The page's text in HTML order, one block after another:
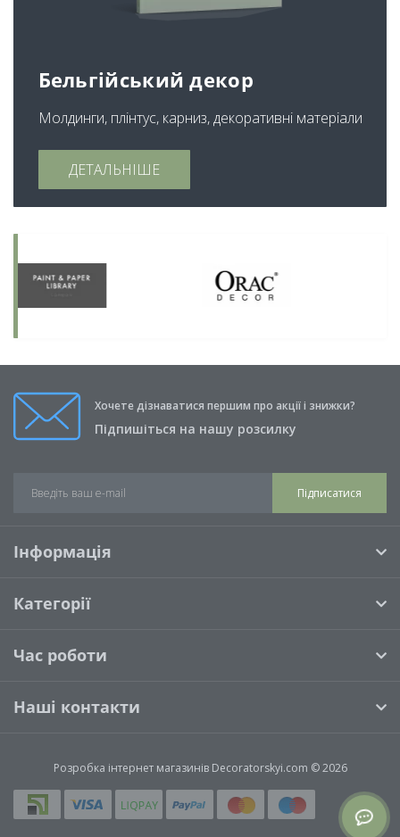
Бельгійський декор
Молдинги, плінтус, карниз, декоративні матеріали
ДЕТАЛЬНІШЕ
Хочете дізнаватися першим про акції і знижки?
Підпишіться на нашу розсилку
Підписатися
Інформація
Категорії
Час роботи
Наші контакти
Розробка інтернет магазинівDecoratorskyi.com © 2026